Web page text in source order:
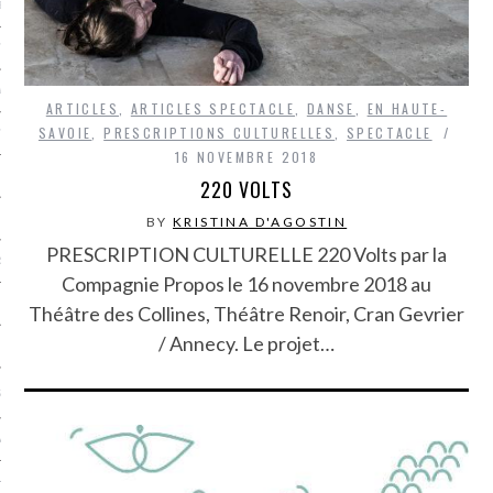
BONHEUR
GUERRE
ARTICLES ARTICLES SPECTACLE DANSE
EN HAUTE-
SAVOIE
,PRESCRIPTIONS CULTURELLES
SPECTACLE
16 NOVEMBRE 2018
220 VOLTS
BY KRISTINA D'AGOSTIN
PRESCRIPTION CULTURELLE 220 Volts par la
Compagnie Propos le 16 novembre 2018 au
Théâtre des Collines, Théâtre Renoir, Cran Gevrier
/ Annecy. Le projet…